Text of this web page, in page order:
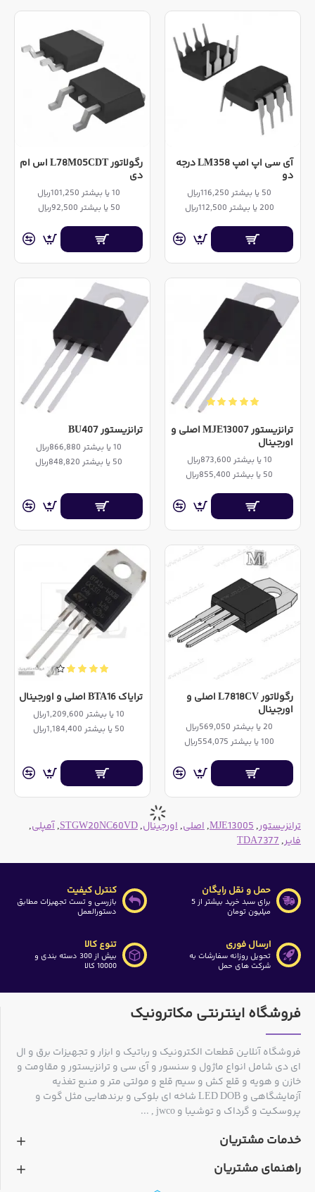
آی سی اپ امپ LM358 درجه
دو
50 یا بیشتر 116,250ریال
200 یا بیشتر 112,500ریال
رگولاتور L78M05CDT اس ام
دی
10 یا بیشتر 101,250ریال
50 یا بیشتر 92,500ریال
ترانزیستور MJE13007 اصلی و
اورجینال
10 یا بیشتر 873,600ریال
50 یا بیشتر 855,400ریال
ترانزیستور BU407
10 یا بیشتر 866,880ریال
50 یا بیشتر 848,820ریال
رگولاتور L7818CV اصلی و
اورجینال
20 یا بیشتر 569,050ریال
100 یا بیشتر 554,075ریال
ترایاک BTA16 اصلی و اورجینال
10 یا بیشتر 1,209,600ریال
50 یا بیشتر 1,184,400ریال
ترانزیستور,
MJE13005
,اصلی,اورجینال,
STGW20NC60VD
,آمپلی,
فایر,
TDA7377
حمل و نقل رایگان
برای سبد خرید بیشتر از 5
میلیون تومان
کنترل کیفیت
بازرسی و تست تجهیزات مطابق
دستورالعمل
ارسال فوری
تحویل روزانه سفارشات به
شرکت های حمل
تنوع کالا
بیش از 300 دسته بندی و
10000 کالا
فروشگاه اینترنتی مکاترونیک
فروشگاه آنلاین قطعات الکترونیک و رباتیک و ابزار و تجهیزات برق و ال
ای دی شامل انواع ماژول و سنسور و آی سی و ترانزیستور و مقاومت و
خازن و هویه و قلع کش و سیم قلع و مولتی متر و منبع تغذیه
آزمایشگاهی و LED DOB شاخه ای بلوکی و برندهایی مثل گوت و
پروسکیت و گرداک و توشیبا و jwco , ...
خدمات مشتریان
راهنمای مشتریان